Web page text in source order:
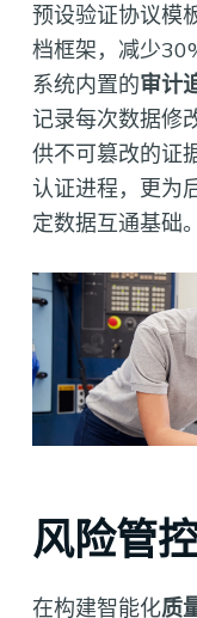
预设验证协议模
档框架，减少
系统内置的审计
记录每次数据修
供不可篡改的证
认证进程，更为
定数据互通基础。
风险管
在构建智能化质